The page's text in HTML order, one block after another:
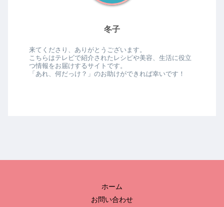
冬子
来てくださり、ありがとうございます。
こちらはテレビで紹介されたレシピや美容、生活に役立
つ情報をお届けするサイトです。
「あれ、何だっけ？」のお助けができれば幸いです！
ホーム
お問い合わせ